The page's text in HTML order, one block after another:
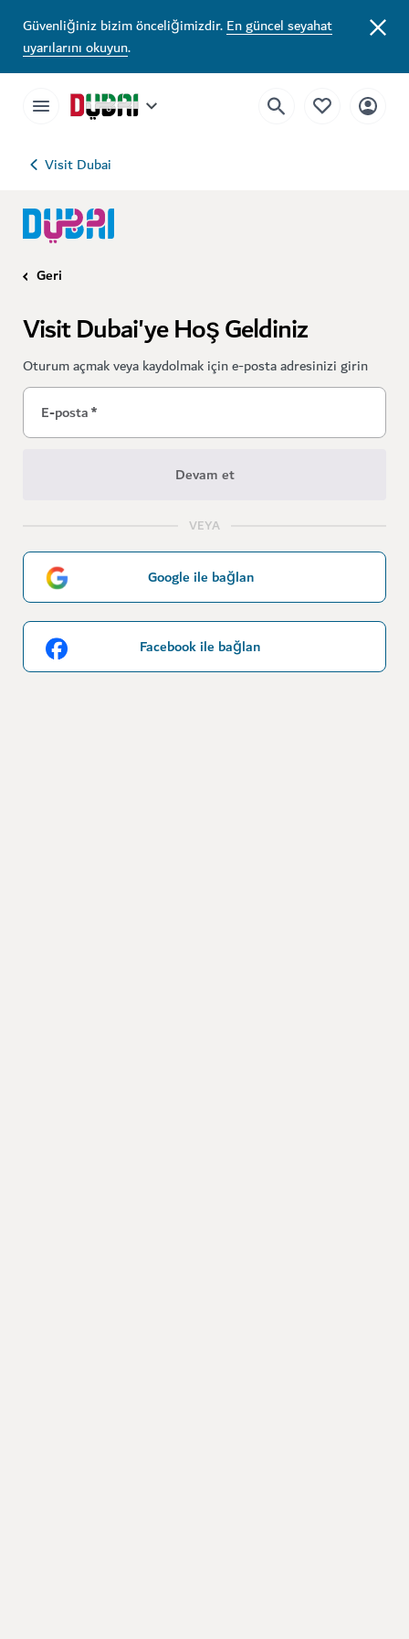
Güvenliğiniz bizim önceliğimizdir.En güncel seyahat
uyarılarını okuyun.
Visit Dubai
Geri
Visit Dubai'ye Hoş Geldiniz
Oturum açmak veya kaydolmak için e-posta adresinizi girin
E-posta*
Devam et
VEYA
Google ile bağlan
Facebook ile bağlan